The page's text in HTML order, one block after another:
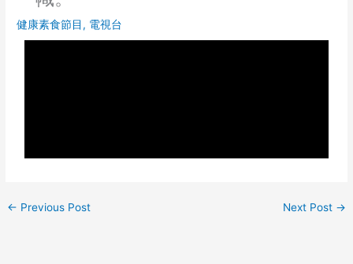
健康素食節目, 電視台
← Previous Post Next Post →